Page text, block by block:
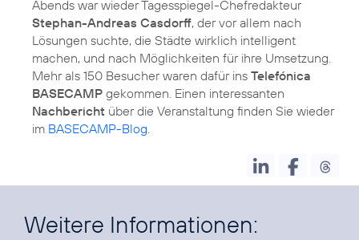
Abends war wieder Tagesspiegel-Chefredakteur
Stephan-Andreas Casdorff, der vor allem nach
Lösungen suchte, die Städte wirklich intelligent
machen, und nach Möglichkeiten für ihre Umsetzung.
Mehr als 150 Besucher waren dafür ins Telefónica
BASECAMP gekommen. Einen interessanten
Nachbericht über die Veranstaltung finden Sie wieder
im BASECAMP-Blog
Weitere Informationen: